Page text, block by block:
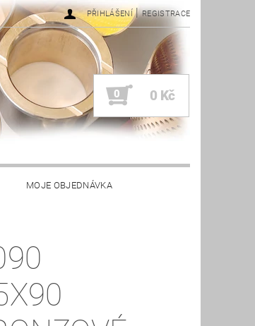
PŘIHLÁŠENÍ | REGISTRACE
0 0 Kč
MOJE OBJEDNÁVKA